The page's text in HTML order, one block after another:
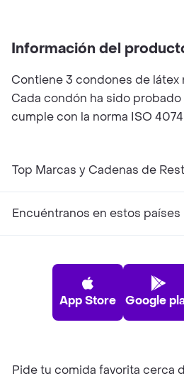
Información del
Contiene 3 condones de látex
Cada condón ha sido
cumple con la norma ISO 4074
Top Marcas y Cadenas de
Encuéntranos en estos países
App Store Google
Pide tu comida favorita cerca